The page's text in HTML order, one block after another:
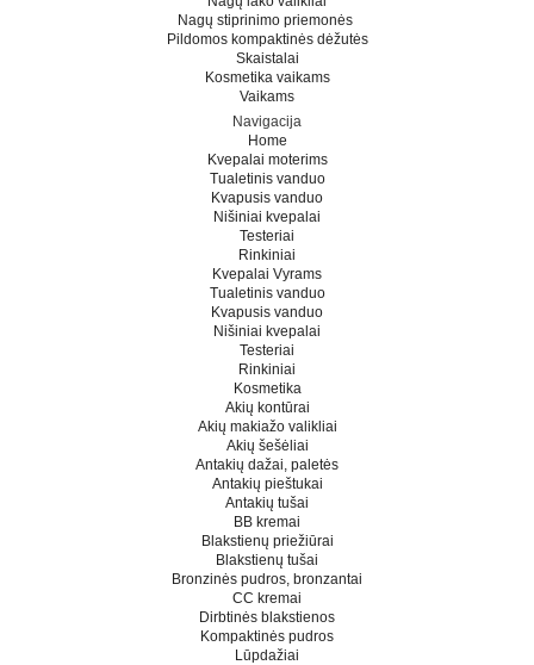
Nagų stiprinimo priemonės
Pildomos kompaktinės dėžutės
Skaistalai
Kosmetika vaikams
Vaikams
Navigacija
Home
Kvepalai moterims
Tualetinis vanduo
Kvapusis vanduo
Nišiniai kvepalai
Testeriai
Rinkiniai
Kvepalai Vyrams
Tualetinis vanduo
Kvapusis vanduo
Nišiniai kvepalai
Testeriai
Rinkiniai
Kosmetika
Akių kontūrai
Akių makiažo valikliai
Akių šešėliai
Antakių dažai, paletės
Antakių pieštukai
Antakių tušai
BB kremai
Blakstienų priežiūrai
Blakstienų tušai
Bronzinės pudros, bronzantai
CC kremai
Dirbtinės blakstienos
Kompaktinės pudros
Lūpdažiai